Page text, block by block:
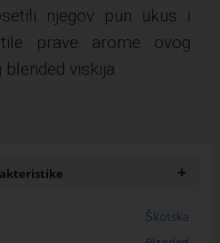
njegov pun ukus i
prave arome ovog
viskija.
+
Škotska